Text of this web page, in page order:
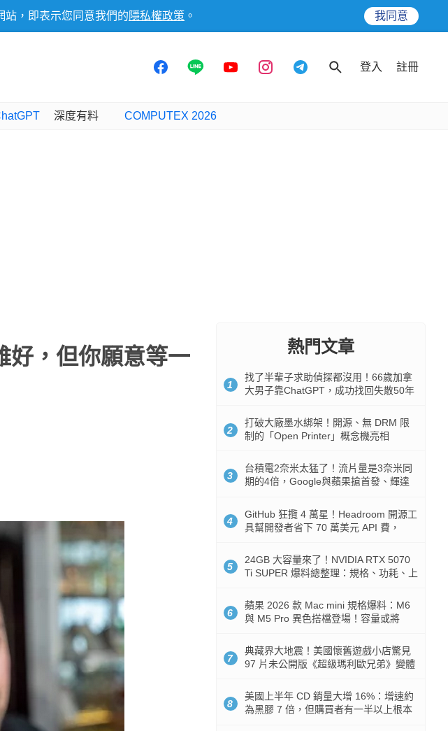
站，即表示您同意我們的 隱私權政策 。 我同意
登入 註冊
深度有料 COMPUTEX 2026
好，但你願意等一
熱門文章
1
找了半輩子求助偵探都沒用！66歲加拿
大男子靠ChatGPT，成功找回失散50年
2
打破大廠墨水綁架！開源、無 DRM 限
制的「Open Printer」概念機亮相
3
台積電2奈米太猛了！流片量是3奈米同
期的4倍，Google與蘋果搶首發、輝達
4
GitHub 狂攬 4 萬星！Headroom 開源工
具幫開發者省下 70 萬美元 API 費，
5
24GB 大容量來了！NVIDIA RTX 5070
Ti SUPER 爆料總整理：規格、功耗、上
6
蘋果 2026 款 Mac mini 規格爆料：M6
與 M5 Pro 異色搭檔登場！容量或將
7
典藏界大地震！美國懷舊遊戲小店驚見
97 片未公開版《超級瑪利歐兄弟》變體
8
美國上半年 CD 銷量大增 16%：增速約
為黑膠 7 倍，但購買者有一半以上根本